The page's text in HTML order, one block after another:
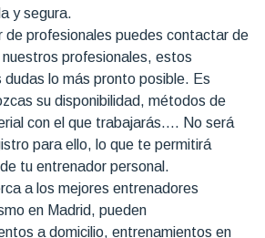
y segura.
de profesionales puedes contactar de
profesionales, estos
lo más pronto posible. Es
su disponibilidad, métodos de
con el que trabajarás…. No será
para ello, lo que te permitirá
tu entrenador personal.
a los mejores entrenadores
en Madrid, pueden
a domicilio, entrenamientos en